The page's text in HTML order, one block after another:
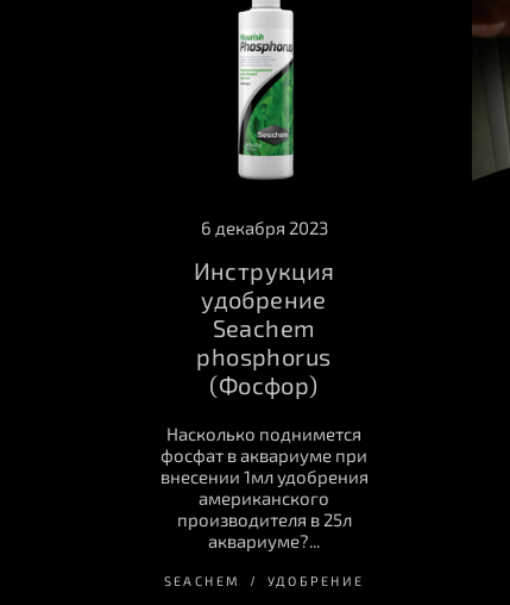
6 декабря 2023
Инструкция
удобрение
Seachem
phosphorus
(Фосфор)
Насколько поднимется
фосфат в аквариуме при
внесении 1мл удобрения
американского
производителя в 25л
аквариуме?...
SEACHEM УДОБРЕНИЕ